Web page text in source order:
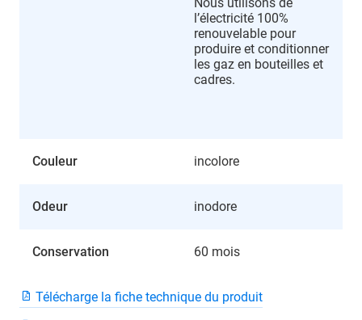
l’électricité 100%
renouvelable pour
produire et conditionner
les gaz en bouteilles et
cadres.
Couleur incolore
Odeur inodore
Conservation 60 mois
Télécharge la fiche technique du produit